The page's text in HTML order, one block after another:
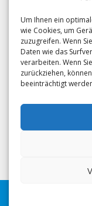
Um Ihnen ein
wie Cookies, um
zuzugreifen. Wenn
Daten wie das
verarbeiten. Wenn
zurückziehen,
beeinträchtigt
News
AGBs